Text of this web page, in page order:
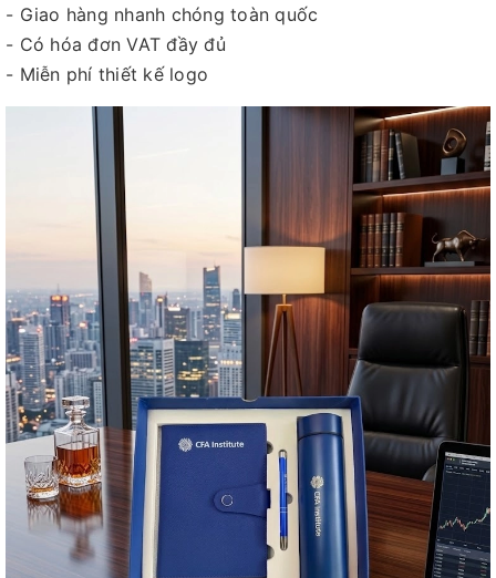
- Giao hàng nhanh chóng toàn quốc
- Có hóa đơn VAT đầy đủ
- Miễn phí thiết kế logo